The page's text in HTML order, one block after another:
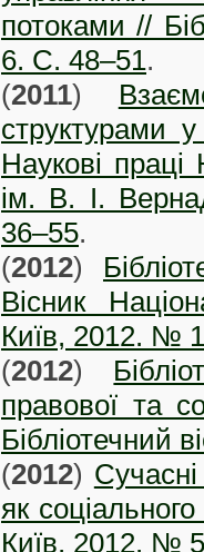
потоками //
6. C. 48–51.
(2011)
структурами у
Наукові праці
ім. В. І.
36–55.
(2012)
Вісник
Київ, 2012. №
(2012)
правової та
Бібліотечний
(2012)
як
Київ, 2012. №